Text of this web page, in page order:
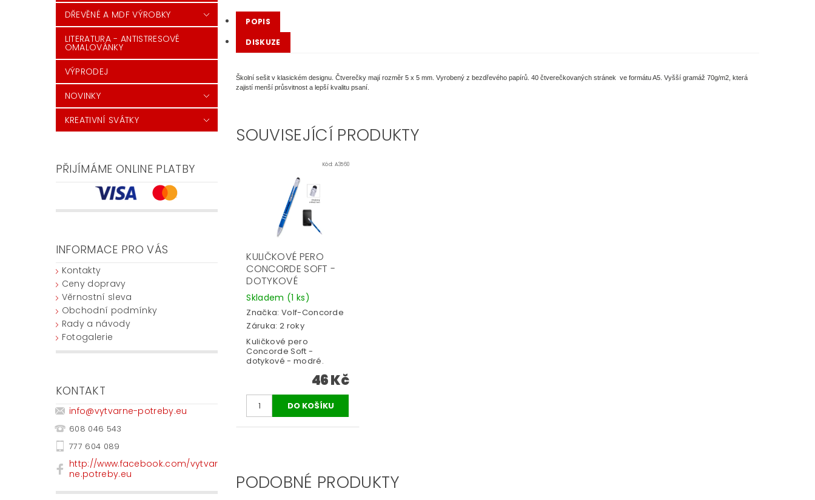
DŘEVĚNÉ A MDF VÝROBKY
LITERATURA - ANTISTRESOVÉ
OMALOVÁNKY
VÝPRODEJ
NOVINKY
KREATIVNÍ SVÁTKY
PŘIJÍMÁME ONLINE PLATBY
INFORMACE PRO VÁS
Kontakty
Ceny dopravy
Věrnostní sleva
Obchodní podmínky
Rady a návody
Fotogalerie
KONTAKT
info@vytvarne-potreby.eu
608 046 543
777 604 089
http://www.facebook.com/vytvar
ne.potreby.eu
POPIS
DISKUZE
Školní sešit v klasickém designu. Čtverečky mají rozměr 5 x 5 mm. Vyrobený z bezdřevého papírů. 40 čtverečkovaných stránek ve formátu A5. Vyšší gramáž 70g/m2, která
zajistí menší průsvitnost a lepší kvalitu psaní.
SOUVISEJÍCÍ PRODUKTY
Kód: A3560
KULIČKOVÉ PERO
CONCORDE SOFT -
DOTYKOVÉ
Skladem (1 ks)
Značka: Volf-Concorde
Záruka: 2 roky
Kuličkové pero
Concorde Soft -
dotykové - modré.
46 Kč
PODOBNÉ PRODUKTY